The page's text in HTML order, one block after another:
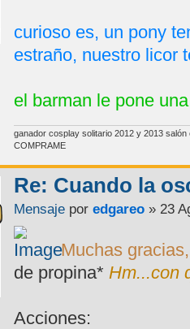
curioso es, un pony
estraño, nuestro licor
el barman le pone
ganador cosplay solitario 2012 y 2013
COMPRAME
Re: Cuando la
Mensaje poredgareo » 23
Muchas
de propina* Hm...con
Acciones: